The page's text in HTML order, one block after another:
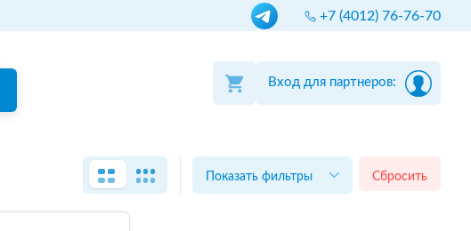
+7 (4012) 76-76-70
Вход для партнеров:
Показать фильтры Сбросить